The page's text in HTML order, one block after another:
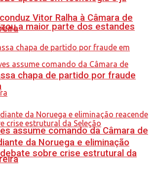
a maior parte dos estandes
assume comando da Câmara de
Vitor Ralha à Câmara de
chapa de partido por fraude
da Noruega e eliminação
sobre crise estrutural da